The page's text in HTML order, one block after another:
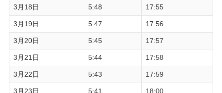
3月18日 5:48 17:55
3月19日 5:47 17:56
3月20日 5:45 17:57
3月21日 5:44 17:58
3月22日 5:43 17:59
3月23日 5:41 18:00